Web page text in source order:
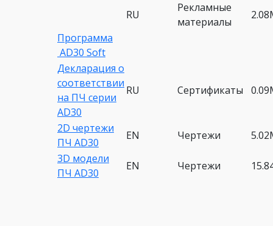
RU
Рекламные
материалы
Программа
AD30 Soft
Декларация о
соответствии
на ПЧ серии
AD30
RU Сертификаты
2D чертежи
ПЧ AD30
EN Чертежи
3D модели
ПЧ AD30
EN Чертежи